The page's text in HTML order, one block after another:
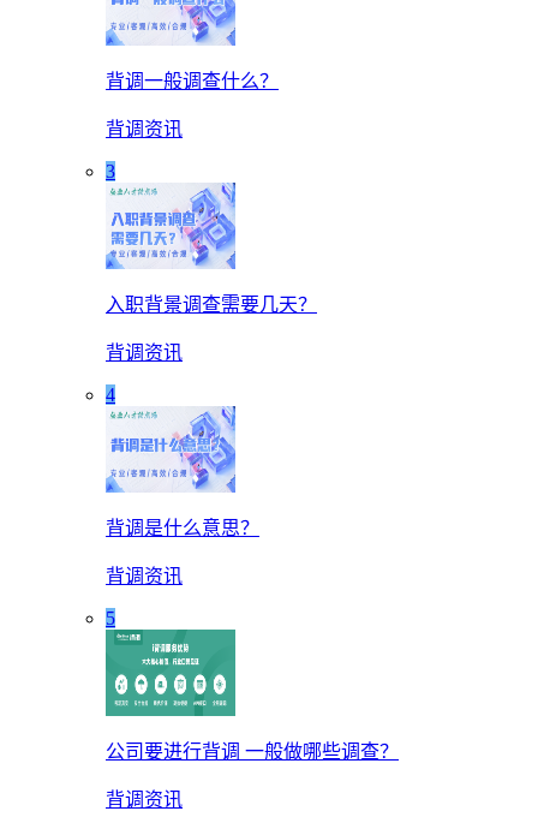
背调一般调查什么？
背调资讯
3
入职背景调查需要几天？
背调资讯
4
背调是什么意思？
背调资讯
5
公司要进行背调 一般做哪些调查？
背调资讯